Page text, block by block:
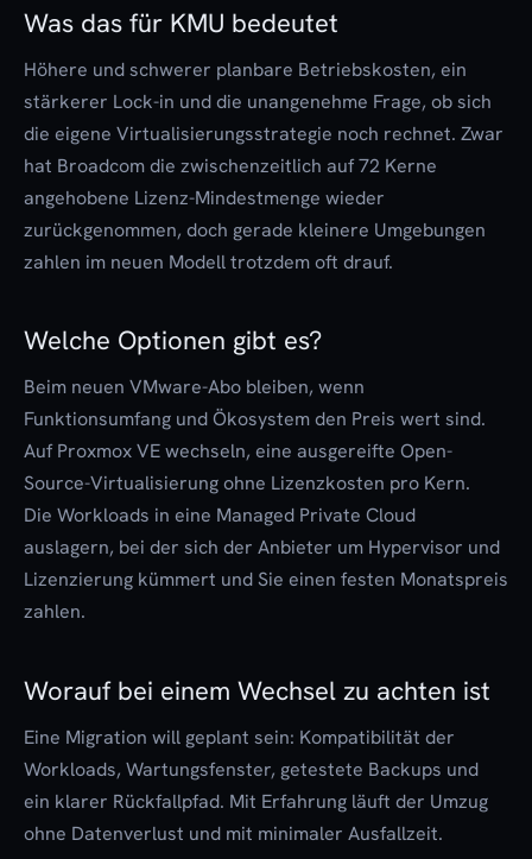
Was das für KMU bedeutet
Höhere und schwerer planbare Betriebskosten, ein
stärkerer Lock-in und die unangenehme Frage, ob sich
die eigene Virtualisierungsstrategie noch rechnet. Zwar
hat Broadcom die zwischenzeitlich auf 72 Kerne
angehobene Lizenz-Mindestmenge wieder
zurückgenommen, doch gerade kleinere Umgebungen
zahlen im neuen Modell trotzdem oft drauf.
Welche Optionen gibt es?
Beim neuen VMware-Abo bleiben, wenn
Funktionsumfang und Ökosystem den Preis wert sind.
Auf Proxmox VE wechseln, eine ausgereifte Open-
Source-Virtualisierung ohne Lizenzkosten pro Kern.
Die Workloads in eine Managed Private Cloud
auslagern, bei der sich der Anbieter um Hypervisor und
Lizenzierung kümmert und Sie einen festen Monatspreis
zahlen.
Worauf bei einem Wechsel zu achten ist
Eine Migration will geplant sein: Kompatibilität der
Workloads, Wartungsfenster, getestete Backups und
ein klarer Rückfallpfad. Mit Erfahrung läuft der Umzug
ohne Datenverlust und mit minimaler Ausfallzeit.